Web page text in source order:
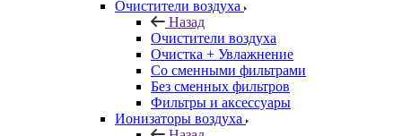
Очистители воздуха
Назад
Очистители воздуха
Очистка + Увлажнение
Cо сменными фильтрами
Без сменных фильтров
Фильтры и аксессуары
Ионизаторы воздуха